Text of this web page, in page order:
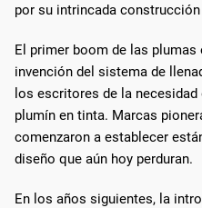
por su intrincada
El primer boom de las
invención del sistema de
los escritores de la
plumín en tinta. Marcas
comenzaron a establecer
diseño que aún hoy perduran.
En los años siguientes, la